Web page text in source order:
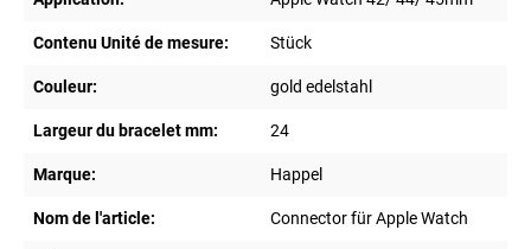
Contenu Unité de mesure: Stück
Couleur: gold edelstahl
Largeur du bracelet mm: 24
Marque: Happel
Nom de l'article: Connector für Apple Watch